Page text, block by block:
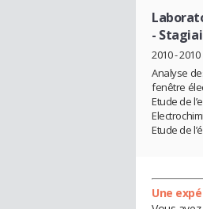
-
2010 - 2010
Analyse
fenêtre
Etude de
Etude de
Une